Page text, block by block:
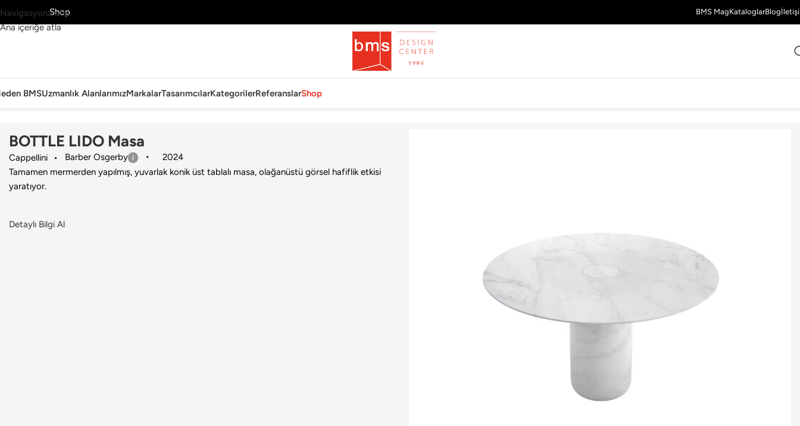
Navigasyona atla
Ana içeriğe atla
KeşfetShop BMS MagKataloglarBlog
BMSUzmanlık AlanlarımızMarkalarTasarımcılarKategorilerReferanslarShop
Ana Sayfa›Dış Mekan›Masa›Cappellini ›BOTTLE LIDO Masa
BOTTLE LIDO Masa
Cappellini Barber Osgerby
2024
Tamamen mermerden yapılmış, yuvarlak konik üst tablalı masa, olağanüstü görsel hafiflik etkisi
yaratıyor.
Detaylı Bilgi Al